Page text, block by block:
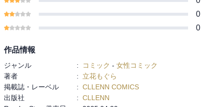
0
0
作品情報
ジャンル : コミック - 女性コミック
著者
:
立花もぐら
掲載誌・レーベル
: CLLENN COMICS
出版社
: CLLENN